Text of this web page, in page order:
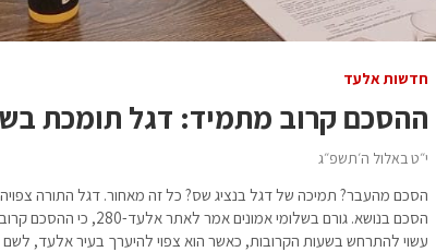
חדשות אלעד
ההסכם קרוב מתמיד: דגל תומכת
י״ט באלול ה׳תשפ״ג
הסכם מהעבר? תמיכה של דגל בנציג שס? כל זה מאחור. דגל התורה
הסכם בנושא. גורם
עשוי להתרחש בשעות הקרובות, כאשר הוא צפוי להיערך בעיר אלעד,